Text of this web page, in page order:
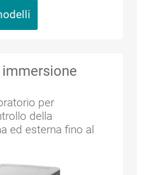
per
della
ed esterna fino al